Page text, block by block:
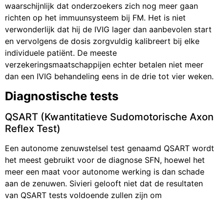
waarschijnlijk dat onderzoekers zich nog meer gaan
richten op het immuunsysteem bij FM. Het is niet
verwonderlijk dat hij de IVIG lager dan aanbevolen start
en vervolgens de dosis zorgvuldig kalibreert bij elke
individuele patiënt. De meeste
verzekeringsmaatschappijen echter betalen niet meer
dan een IVIG behandeling eens in de drie tot vier weken.
Diagnostische tests
QSART (Kwantitatieve Sudomotorische Axon
Reflex Test)
Een autonome zenuwstelsel test genaamd QSART wordt
het meest gebruikt voor de diagnose SFN, hoewel het
meer een maat voor autonome werking is dan schade
aan de zenuwen. Sivieri gelooft niet dat de resultaten
van QSART tests voldoende zullen zijn om